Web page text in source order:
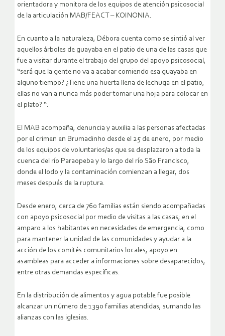
orientadora y monitora de los equipos de atención psicosocial
de la articulación MAB/FEACT – KOINONIA.
En cuanto a la naturaleza, Débora cuenta como se sintió al ver
aquellos árboles de guayaba en el patio de una de las casas que
fue a visitar durante el trabajo del grupo del apoyo psicosocial,
“será que la gente no va a acabar comiendo esa guayaba en
alguno tiempo? ¿Tiene una huerta llena de lechuga en el patio,
ellas no van a nunca más poder tomar una hoja para colocar en
el plato? “.
El MAB acompaña, denuncia y auxilia a las personas afectadas
por el crimen en Brumadinho desde el 25 de enero, por medio
de los equipos de voluntarios/as que se desplazaron a toda la
cuenca del río Paraopeba y lo largo del río São Francisco,
donde el lodo y la contaminación comienzan a llegar, dos
meses después de la ruptura.
Desde enero, cerca de 760 familias están siendo acompañadas
con apoyo psicosocial por medio de visitas a las casas; en el
amparo a los habitantes en necesidades de emergencia, como
para mantener la unidad de las comunidades y ayudar a la
acción de los comités comunitarios locales; apoyo en
asambleas para acceder a informaciones sobre desaparecidos,
entre otras demandas específicas.
En la distribución de alimentos y agua potable fue posible
alcanzar un número de 1390 familias atendidas, sumando las
alianzas con las iglesias.